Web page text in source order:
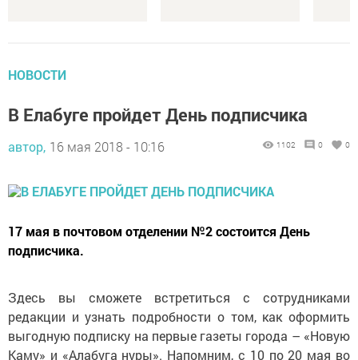
НОВОСТИ
В Елабуге пройдет День подписчика
автор, 16 мая 2018 - 10:16 1102 0 0
17 мая в почтовом отделении №2 состоится День
подписчика.
Здесь вы сможете встретиться с сотрудниками
редакции и узнать подробности о том, как оформить
выгодную подписку на первые газеты города – «Новую
Каму» и «Алабуга нуры». Напомним, с 10 по 20 мая во